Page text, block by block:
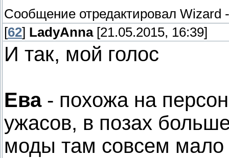
Сообщение отредактировал Wizard
[62] LadyAnna[21.05.2015, 16:39]
И так, мой голос
Ева- похожа на
ужасов, в позах
моды там совсем мало